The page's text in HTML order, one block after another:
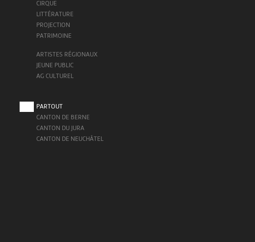
CIRQUE
LITTÉRATURE
PROJECTION
PATRIMOINE
ARTISTES RÉGIONAUX
JEUNE PUBLIC
AG CULTUREL
PARTOUT
CANTON DE BERNE
CANTON DU JURA
CANTON DE NEUCHÂTEL